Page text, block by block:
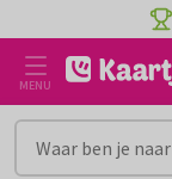
naar
inhoud
MENU